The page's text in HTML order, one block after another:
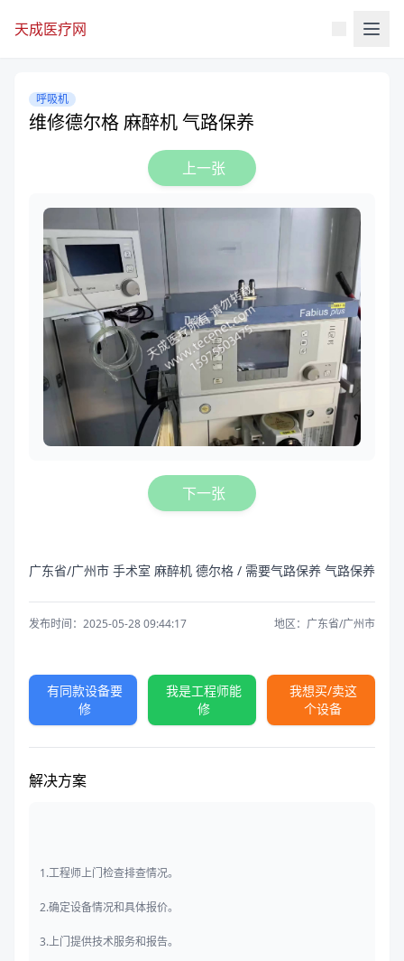
天成医疗网
呼吸机
维修德尔格 麻醉机 气路保养
上一张
下一张
广东省/广州市 手术室 麻醉机 德尔格 / 需要气路保养 气路保养
发布时间：2025-05-28 09:44:17 地区：广东省/广州市
有同款设备要
修
我是工程师能
修
我想买/卖这
个设备
解决方案
1.工程师上门检查排查情况。
2.确定设备情况和具体报价。
3.上门提供技术服务和报告。